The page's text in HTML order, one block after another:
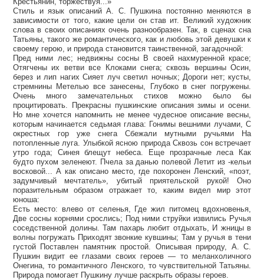
Стиль и язык описаний А. С. Пушкина постоянно меняются в
зависимости от того, какие цели он став ит. Великий художник
слова в своих описаниях очень разнообразен. Так, в сценах сна
Татьяны, такого же романтического, как и любовь этой девушки к
своему герою, и природа становится таинственной, загадочной:
Пред ними лес; недвижны сосны В своей нахмуренной красе;
Отягчены их ветви все Клоками снега; сквозь вершины Осин,
берез и лип нагих Сияет луч светил ночных; Дороги нет; кусты,
стремнины Метелью все занесены, Глубоко в снег погружены.
Очень много замечательных стихов можно было бы
процитировать. Прекрасны пушкинские описания зимы и осени.
Но мне хочется напомнить не менее чудесное описание весны,
которым начинается седьмая глава: Гонимы вешними лучами, С
окрестных гор уже снега Сбежали мутными ручьями На
потопленные луга. Улыбкой ясною природа Сквозь сон встречает
утро года; Синея блещут небеса. Еще прозрачные леса Как
будто пухом зеленеют. Пчела за данью полевой Летит из -кельи
восковой... А как описано место, где похоронен Ленский, «поэт,
задумчивый мечтатель», убитый приятельской рукой! Оно
поразительным образом отражает то, каким видел мир этот
юноша:
Есть место: влево от селенья, Где жил питомец вдохновенья,
Две сосны корнями срослись; Под ними струйки извились Ручья
соседственной долины. Там пахарь любит отдыхать, И жницы в
волны погружать Приходят звонкие кувшины; Там у ручья в тени
густой Поставлен памятник простой. Описывая природу, А. С.
Пушкин видит ее глазами своих героев — то меланхоличного
Онегина, то романтичного Ленского, то чувствительной Татьяны.
Природа помогает Пушкину лучше раскрыть образы героев.